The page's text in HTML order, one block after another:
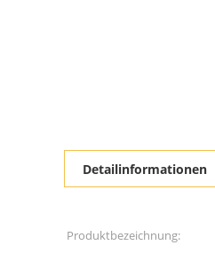
Detailinformationen
Produktbezeichnung: